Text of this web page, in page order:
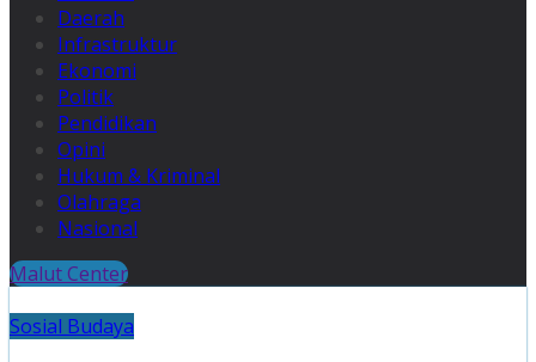
Daerah
Infrastruktur
Ekonomi
Politik
Pendidikan
Opini
Hukum & Kriminal
Olahraga
Nasional
Malut Center
Sosial Budaya